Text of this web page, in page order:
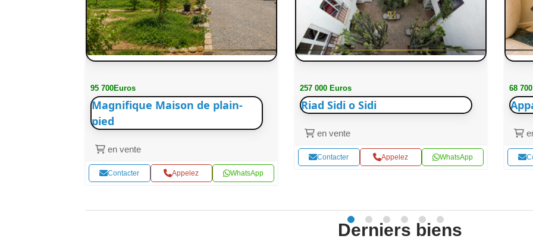
95 700Euros
Magnifique Maison de plain-
pied
en vente
Contacter Appelez WhatsApp
257 000 Euros
Riad Sidi o Sidi
en vente
Contacter Appelez WhatsApp
68
Derniers biens